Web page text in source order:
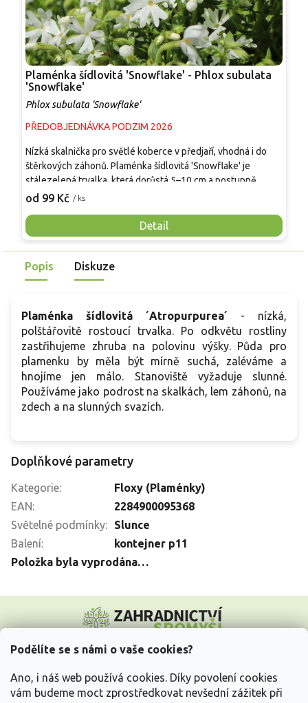
Podělíte se s námi o vaše cookies?
Ano, i náš web používá cookies. Díky povolení cookies
vám budeme moct zprostředkovat nevšední zážitek při
Plaménka šídlovitá 'Snowflake' - Phlox subulata
'Snowflake'
Phlox subulata 'Snowflake'
PŘEDOBJEDNÁVKA PODZIM 2026
od 99 Kč / ks
Detail
Nízká skalnička pro světlé koberce v předjaří, vhodná i do
štěrkových záhonů. Plaménka šídlovitá 'Snowflake' je
stálezelená trvalka, která dorůstá 5–10 cm a postupně
zakrývá půdu do šířky kolem 0,3–0,45 m. Kvetení probíhá v
jemnou krajku. Vyžaduje slunné stanoviště, dobré odvodnění
a střídmou zálivku, v zimě jí škodí dlouhé zamokření. Ve
srovnání s tařicí kvete podobně brzy, ale zůstává nižší a lépe
vyplní spáry mezi kameny.
Popis Diskuze
Plaménka šídlovitá ´Atropurpurea´ - nízká,
polštářovitě rostoucí trvalka. Po odkvětu rostliny
zastřihujeme zhruba na polovinu výšky. Půda pro
plamenku by měla být mírně suchá, zaléváme a
hnojíme jen málo. Stanoviště vyžaduje slunné.
Používáme jako podrost na skalkách, lem záhonů, na
zdech a na slunných svazích.
Doplňkové parametry
Kategorie:
Floxy (Plaménky)
EAN:
2284900095368
Světelné podmínky:
Slunce
Balení:
kontejner p11
Položka byla vyprodána…
p
Vše o nákupu